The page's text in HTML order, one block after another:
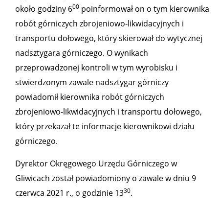
około godziny 600 poinformował on o tym kierownika
robót górniczych zbrojeniowo-likwidacyjnych i
transportu dołowego, który skierował do wytycznej
nadsztygara górniczego. O wynikach
przeprowadzonej kontroli w tym wyrobisku i
stwierdzonym zawale nadsztygar górniczy
powiadomił kierownika robót górniczych
zbrojeniowo-likwidacyjnych i transportu dołowego,
który przekazał te informacje kierownikowi działu
górniczego.
Dyrektor Okręgowego Urzędu Górniczego w
Gliwicach został powiadomiony o zawale w dniu 9
czerwca 2021 r., o godzinie 1330.